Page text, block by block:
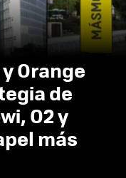
Orange
de
O2 y
más